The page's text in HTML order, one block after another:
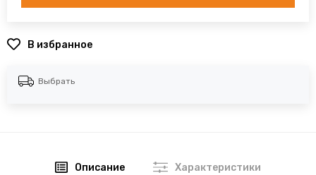
В избранное
Выбрать
Описание Характеристики